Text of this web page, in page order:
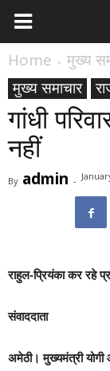
Home
मुख्य
मुख्य समाचार
गांधी
नहीं
By admin -
राहुल-प्रियंका कर रहे
संवाददाता
अमेठी।मुख्यमंत्री योगी